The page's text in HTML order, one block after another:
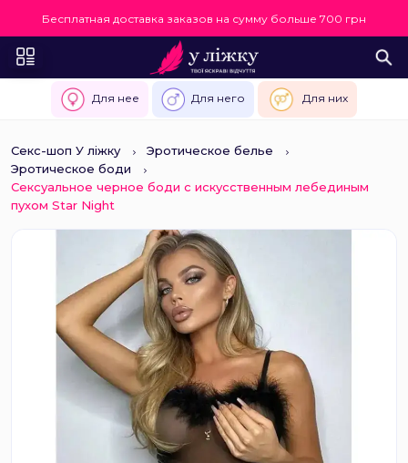
Бесплатная доставка заказов на сумму больше 700 грн
Для нее Для него Для них
Секс-шоп У ліжку
Эротическое белье
Эротическое боди
Сексуальное черное боди с искусственным лебединым
пухом Star Night